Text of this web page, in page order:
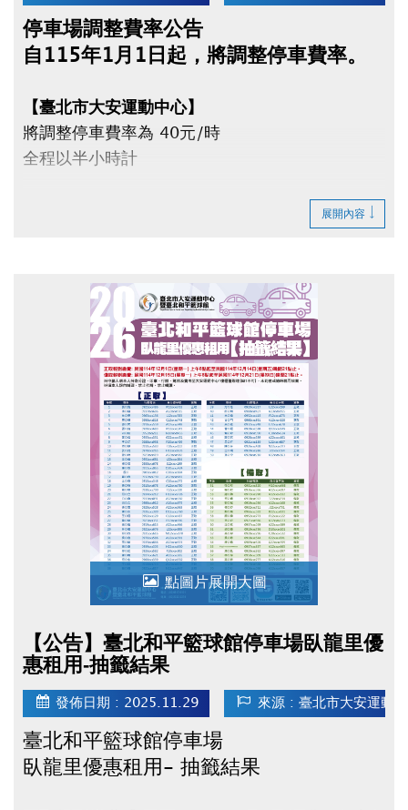
停車場調整費率公告
自115年1月1日起，將調整停車費率。
【臺北市大安運動中心】
將調整停車費率為 40元/時
全程以半小時計
假日（週六、日）50元/時
全程以半小時計
展開內容
點圖片展開大圖
【公告】臺北和平籃球館停車場臥龍里優
惠租用-抽籤結果
發佈日期 : 2025.11.29 來源 : 臺北市大安運動
臺北和平籃球館停車場
臥龍里優惠租用- 抽籤結果